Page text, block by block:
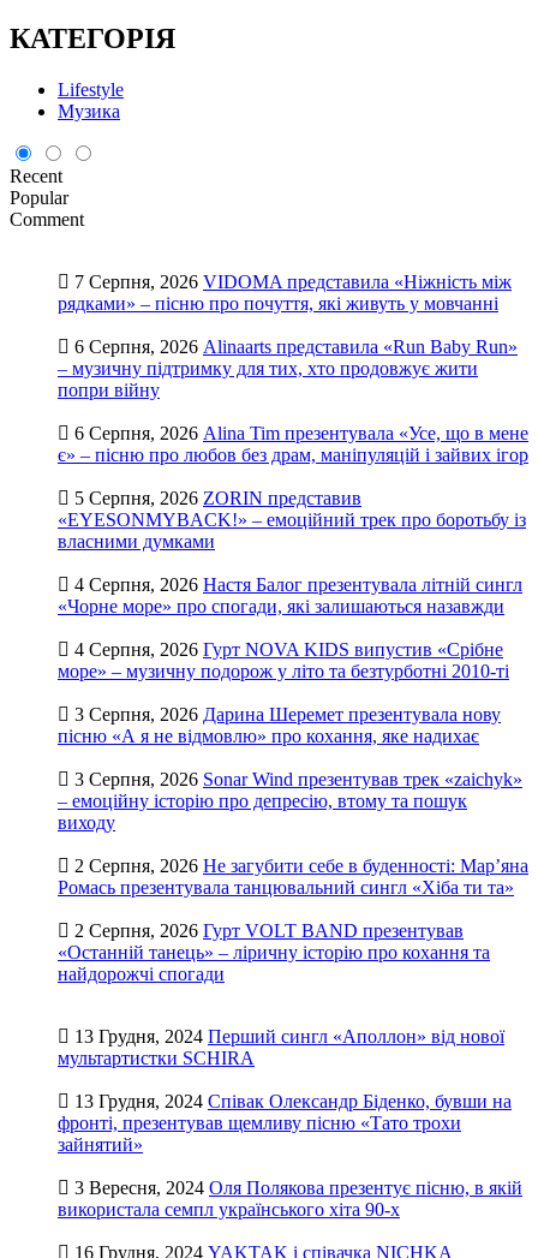
КАТЕГОРІЯ
Lifestyle
Музика
Recent
Popular
Comment
7 Серпня, 2026 VIDOMA представила «Ніжність між
рядками» – пісню про почуття, які живуть у мовчанні
6 Серпня, 2026 Alinaarts представила «Run Baby Run»
– музичну підтримку для тих, хто продовжує жити
попри війну
6 Серпня, 2026 Alina Tim презентувала «Усе, що в мене
є» – пісню про любов без драм, маніпуляцій і зайвих ігор
5 Серпня, 2026 ZORIN представив
«EYESONMYBACK!» – емоційний трек про боротьбу із
власними думками
4 Серпня, 2026 Настя Балог презентувала літній сингл
«Чорне море» про спогади, які залишаються назавжди
4 Серпня, 2026 Гурт NOVA KIDS випустив «Срібне
море» – музичну подорож у літо та безтурботні 2010-ті
3 Серпня, 2026 Дарина Шеремет презентувала нову
пісню «А я не відмовлю» про кохання, яке надихає
3 Серпня, 2026 Sonar Wind презентував трек «zaichyk»
– емоційну історію про депресію, втому та пошук
виходу
2 Серпня, 2026 Не загубити себе в буденності: Мар’яна
Ромась презентувала танцювальний сингл «Хіба ти та»
2 Серпня, 2026 Гурт VOLT BAND презентував
«Останній танець» – ліричну історію про кохання та
найдорожчі спогади
13 Грудня, 2024 Перший сингл «Аполлон» від нової
мультартистки SCHIRA
13 Грудня, 2024 Співак Олександр Біденко, бувши на
фронті, презентував щемливу пісню «Тато трохи
зайнятий»
3 Вересня, 2024 Оля Полякова презентує пісню, в якій
використала семпл українського хіта 90-х
16 Грудня, 2024 YAKTAK і співачка NICHKA